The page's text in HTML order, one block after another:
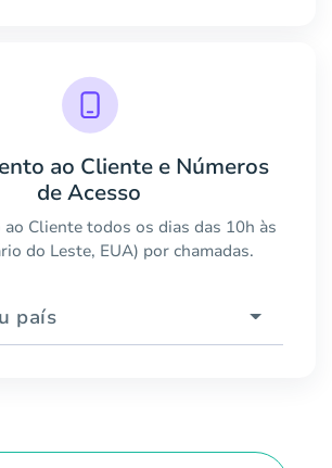
ao Cliente e Números
de Acesso
Cliente todos os dias das 10h às
do Leste, EUA) por chamadas.
país